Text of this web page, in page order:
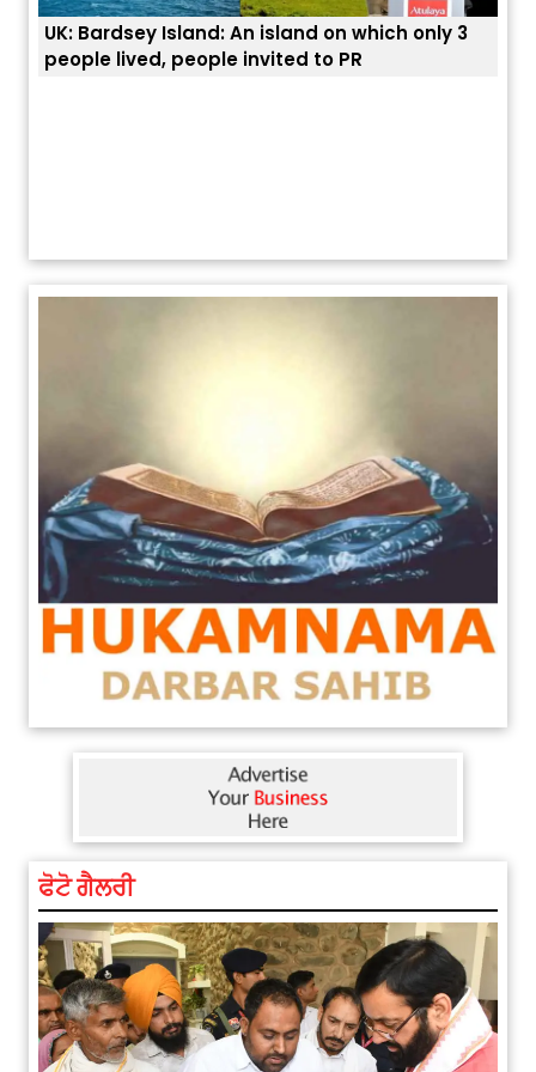
ਭਾਰਤੀਆਂ ਨੂੰ ਬੇੜੀਆਂ ਲਾ ਕੇ ਹੀ ਡਿਪੋਰਟ ਕਿਉਂ ਕੀਤੇ ਅਮਰੀਕਾ ਨੇ ? |
ਯੂਐੱਸ ਬਾਰਡਰ ਪੈਟਰੋਲ ਚੀਫ਼ ਨੇ ਦੱਸਿਆ ਅਸਲ ਕਾਰਨ
ਫੋਟੋ ਗੈਲਰੀ